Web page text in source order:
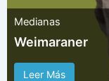
Medianas
Weimaraner
Leer Más